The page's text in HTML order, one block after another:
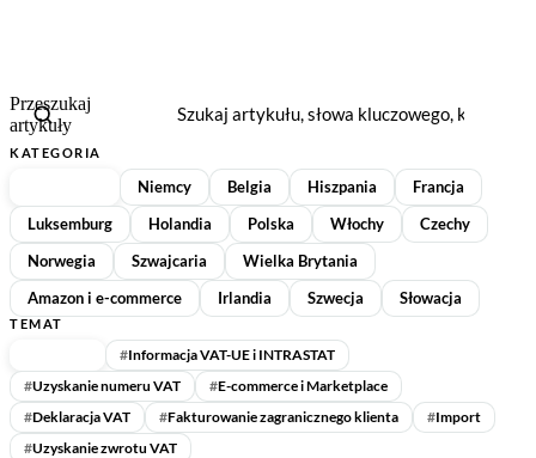
🇪🇸 Hiszpania
Holandia
🇮🇪 Irlandia
🇱🇹 Litwa
🇱🇺 Luksemburg
🇱🇻 Łotwa
🇲🇹 Malta
🇪🇱
🇪🇸
🇳🇱 Holandia
🇮🇪 Irlandia
🇱🇹 Litwa
🇱🇺 Luksemburg
🇱🇻 Łotwa
Przeszukaj
artykuły
KATEGORIA
Niemcy Belgia Hiszpania
Francja
Luksemburg
Holandia Polska Włochy
Czechy
Norwegia
Szwajcaria
Wielka Brytania
Amazon i e-commerce
Irlandia Szwecja Słowacja
TEMAT
#Informacja VAT-UE i INTRASTAT
#Uzyskanie numeru VAT #E-commerce i Marketplace
#Deklaracja VAT #Fakturowanie zagranicznego klienta #Import
#Uzyskanie zwrotu VAT